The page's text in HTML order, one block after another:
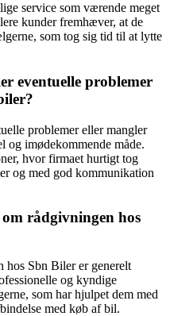
service som værende meget
kunder fremhæver, at de
som tog sig tid til at lytte
eventuelle problemer
problemer eller mangler
og imødekommende måde.
hvor firmaet hurtigt tog
og med god kommunikation
rådgivningen hos
hos Sbn Biler er generelt
og kyndige
som har hjulpet dem med
med køb af bil.